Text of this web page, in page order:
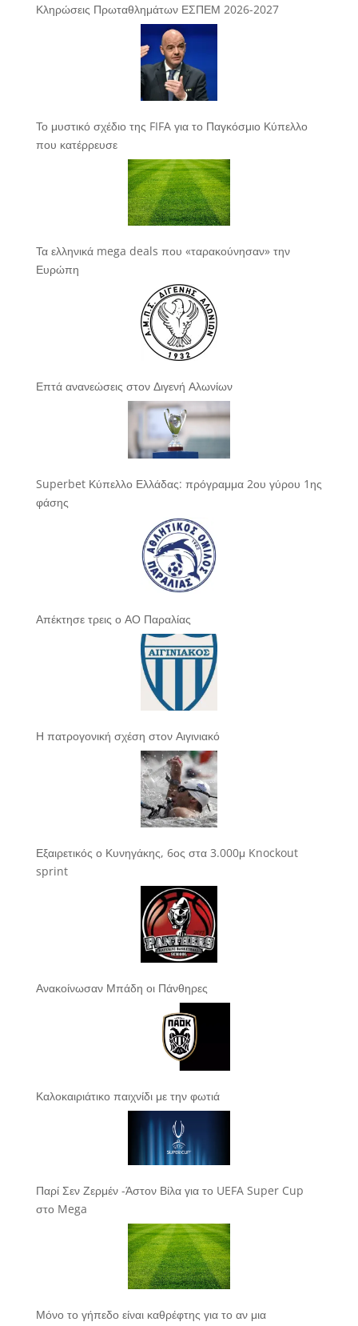
Κληρώσεις Πρωταθλημάτων ΕΣΠΕΜ 2026-2027
Το μυστικό σχέδιο της FIFA για το Παγκόσμιο Κύπελλο
που κατέρρευσε
Τα ελληνικά mega deals που «ταρακούνησαν» την
Ευρώπη
Επτά ανανεώσεις στον Διγενή Αλωνίων
Superbet Κύπελλο Ελλάδας: πρόγραμμα 2ου γύρου 1ης
φάσης
Απέκτησε τρεις ο ΑΟ Παραλίας
Η πατρογονική σχέση στον Αιγινιακό
Εξαιρετικός ο Κυνηγάκης, 6ος στα 3.000μ Knockout
sprint
Ανακοίνωσαν Μπάδη οι Πάνθηρες
Καλοκαιριάτικο παιχνίδι με την φωτιά
Παρί Σεν Ζερμέν -Άστον Βίλα για το UEFA Super Cup
στο Mega
Μόνο το γήπεδο είναι καθρέφτης για το αν μια